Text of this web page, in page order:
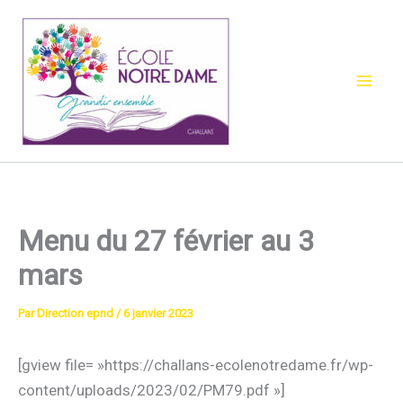
contenu
Menu du 27 février au 3
mars
Par Direction epnd /6 janvier 2023
[gview file= »https://challans-ecolenotredame.fr/wp-
content/uploads/2023/02/PM79.pdf »]